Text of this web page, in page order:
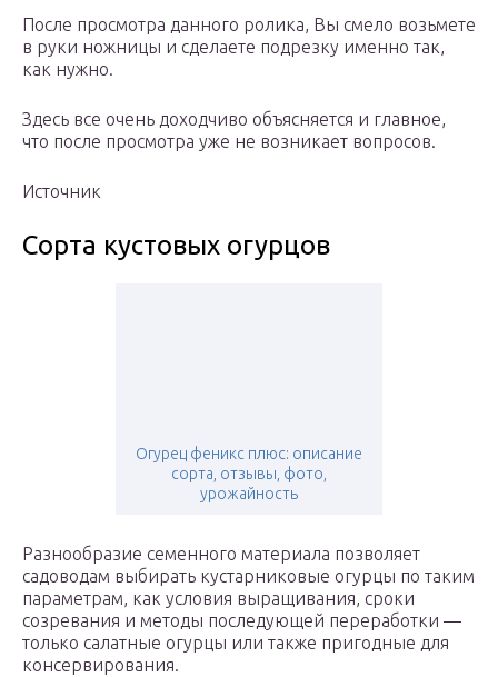
После просмотра данного ролика, Вы смело возьмете
в руки ножницы и сделаете подрезку именно так,
как нужно.
Здесь все очень доходчиво объясняется и главное,
что после просмотра уже не возникает вопросов.
Источник
Сорта кустовых огурцов
Огурец феникс плюс: описание
сорта, отзывы, фото,
урожайность
Разнообразие семенного материала позволяет
садоводам выбирать кустарниковые огурцы по таким
параметрам, как условия выращивания, сроки
созревания и методы последующей переработки —
только салатные огурцы или также пригодные для
консервирования.